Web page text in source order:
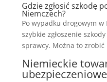
Gdzie zgłosić szkodę
Niemczech?
Po wypadku drogowym
szybkie zgłoszenie
sprawcy. Można to zrobić
Niemieckie
ubezpieczeniowe